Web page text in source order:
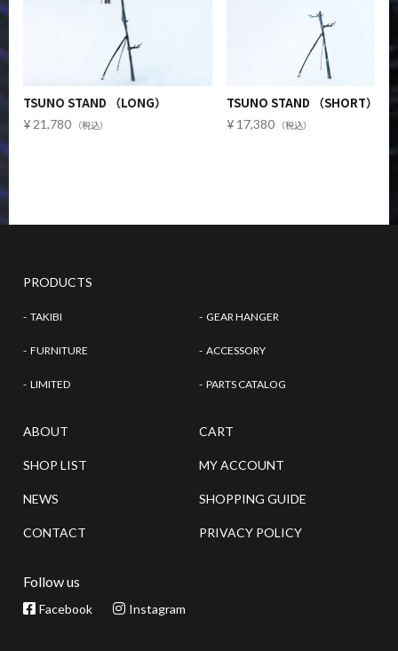
TSUNO STAND （SHORT）
17,380
TSUNO CLAMP LONG
12,980
PRODUCTS
TAKIBI GEAR HANGER
FURNITURE ACCESSORY
LIMITED PARTS CATALOG
ABOUT
SHOP LIST
NEWS
CONTACT
CART
MY ACCOUNT
SHOPPING GUIDE
PRIVACY POLICY
Follow us
Facebook Instagram